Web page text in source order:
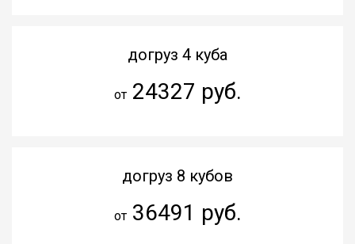
догруз 4 куба
от24327 руб.
догруз 8 кубов
от36491 руб.